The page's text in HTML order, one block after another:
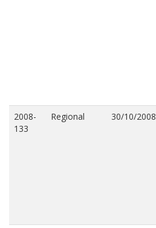
2008-
133
Regional 30/10/2008